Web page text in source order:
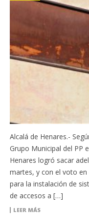
Alcalá de Henares.-
Grupo Municipal del PP
Henares logró sacar
martes, y con el voto
para la instalación de
de accesos a […]
LEER MÁS